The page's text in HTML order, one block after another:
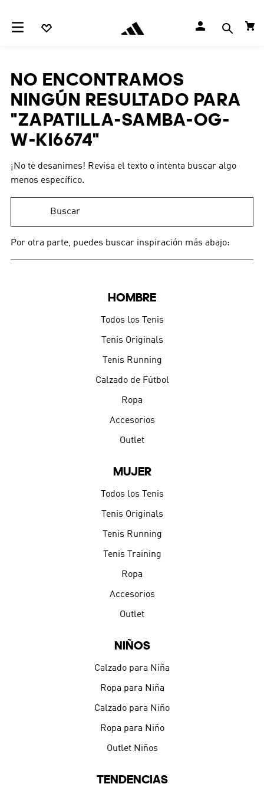
NO ENCONTRAMOS
NINGÚN RESULTADO PARA
"ZAPATILLA-SAMBA-OG-
W-KI6674"
¡No te desanimes! Revisa el texto o intenta buscar algo
menos específico.
Por otra parte, puedes buscar inspiración más abajo:
HOMBRE
Todos los Tenis
Tenis Originals
Tenis Running
Calzado de Fútbol
Ropa
Accesorios
Outlet
MUJER
Todos los Tenis
Tenis Originals
Tenis Running
Tenis Training
Ropa
Accesorios
Outlet
NIÑOS
Calzado para Niña
Ropa para Niña
Calzado para Niño
Ropa para Niño
Outlet Niños
TENDENCIAS